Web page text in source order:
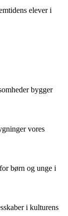
elever i
bygger
vores
børn og unge i
i kulturens